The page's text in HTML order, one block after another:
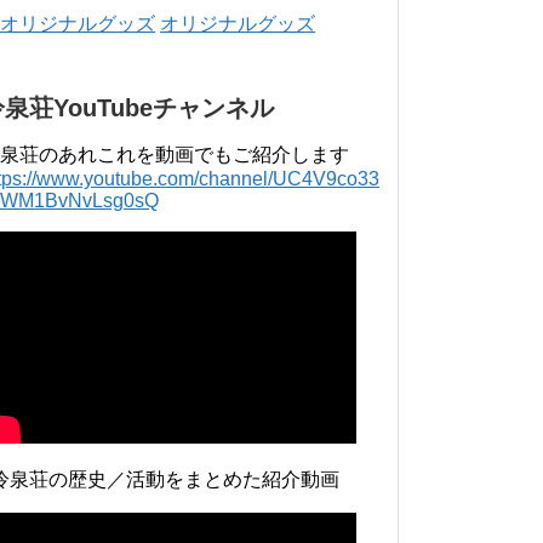
年 4月 〜 2018年 3月 2016年 4月 〜 2017年
3月 2015年 4月 〜 2016年 3月 2014年 4月 〜
オリジナルグッズ
泉荘YouTubeチャンネル
荘のあれこれを動画でもご紹介します
www.youtube.com/channel/UC4V9co33
泉荘の歴史／活動をまとめた紹介動画